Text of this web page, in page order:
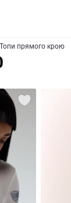
Топи прямого крою